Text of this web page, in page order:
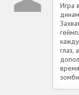
Игра
глаз,